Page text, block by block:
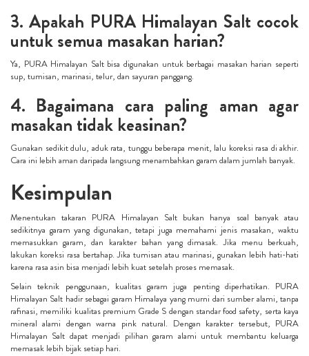
3. Apakah PURA Himalayan Salt cocok
untuk semua masakan harian?
Ya, PURA Himalayan Salt bisa digunakan untuk berbagai masakan harian seperti
sup, tumisan, marinasi, telur, dan sayuran panggang.
4. Bagaimana cara paling aman agar
masakan tidak keasinan?
Gunakan sedikit dulu, aduk rata, tunggu beberapa menit, lalu koreksi rasa di akhir.
Cara ini lebih aman daripada langsung menambahkan garam dalam jumlah banyak.
Kesimpulan
Menentukan takaran PURA Himalayan Salt bukan hanya soal banyak atau
sedikitnya garam yang digunakan, tetapi juga memahami jenis masakan, waktu
memasukkan garam, dan karakter bahan yang dimasak. Jika menu berkuah,
lakukan koreksi rasa bertahap. Jika tumisan atau marinasi, gunakan lebih hati-hati
karena rasa asin bisa menjadi lebih kuat setelah proses memasak.
Selain teknik penggunaan, kualitas garam juga penting diperhatikan. PURA
Himalayan Salt hadir sebagai garam Himalaya yang murni dari sumber alami, tanpa
rafinasi, memiliki kualitas premium Grade S dengan standar food safety, serta kaya
mineral alami dengan warna pink natural. Dengan karakter tersebut, PURA
Himalayan Salt dapat menjadi pilihan garam alami untuk membantu keluarga
memasak lebih bijak setiap hari.